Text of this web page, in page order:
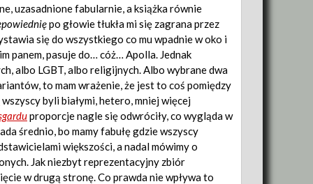
uzasadnione fabularnie, a książka równie
po głowie tłukła mi się zagrana przez
się do wszystkiego co mu wpadnie w oko i
panem, pasuje do… cóż… Apolla. Jednak
albo LGBT, albo religijnych. Albo wybrane dwa
to mam wrażenie, że jest to coś pomiędzy
wszyscy byli białymi, hetero, mniej więcej
proporcje nagle się odwróciły, co wygląda w
średnio, bo mamy fabułę gdzie wszyscy
większości, a nadal mówimy o
Jak niezbyt reprezentacyjny zbiór
w drugą stronę. Co prawda nie wpływa to